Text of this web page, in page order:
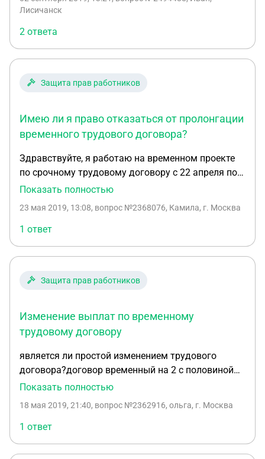
Лисичанск
2 ответа
Защита прав работников
Имею ли я право отказаться от пролонгации
временного трудового договора?
Здравствуйте, я работаю на временном проекте
по срочному трудовому договору с 22 апреля по
31 мая. Временно замещаю работницу, которая
компанию, которая меня и нашла для временного
проекта. Как написала выше, договор мой
заканчивается 31 мая. Но в аутсорсинговой
компании сказали, что возможно организация
право отказаться от пролонгации и требовать
Показать полностью
23 мая 2019, 13:08, вопрос №2368076, Камила, г. Москва
1 ответ
Защита прав работников
Изменение выплат по временному
трудовому договору
является ли простой изменением трудового
договора?договор временный на 2 с половиной
месяца с оплатой 55т.руб. за 7 дней до окончания
этом я работала. правомерно ли это?должны ли
тогда заплатить компенсацию?
Показать полностью
18 мая 2019, 21:40, вопрос №2362916, ольга, г. Москва
1 ответ